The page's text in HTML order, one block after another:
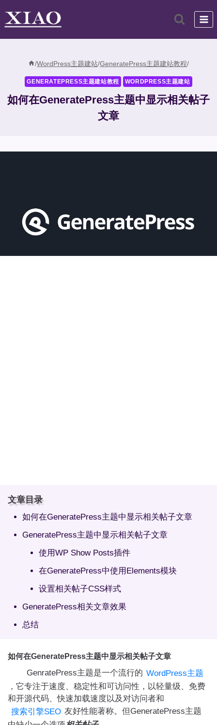
/WordPress主题建站/GeneratePress主题建站教程/
GENERATEPRESS主题建站教程 WORDPRESS主题建站
如何在GeneratePress主题中显示相关帖子
文章
文章目录
如何在GeneratePress主题中显示相关帖子文章
GeneratePress主题中显示相关帖子文章
使用WP Show Posts插件
在GeneratePress中使用Elements模块
设置相关帖子CSS样式
GeneratePress相关文章效果
总结
如何在GeneratePress主题中显示相关帖子文章
GenratePress主题是一个流行的 WordPress主题
，它专注于速度、稳定性和可访问性，以轻量级、免费
和开源代码、快速加载速度以及对访问者和
搜索引擎SEO 友好性能著称。但GeneratePress主题